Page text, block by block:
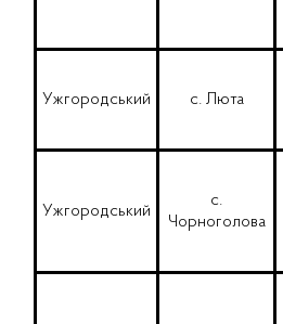
Ужгородський с. Люта
Ужгородський
с.
Чорноголова